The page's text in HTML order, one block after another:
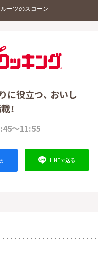
ーツのスコーン
に役立つ、 おいし
！
～11:55
LINEで送る